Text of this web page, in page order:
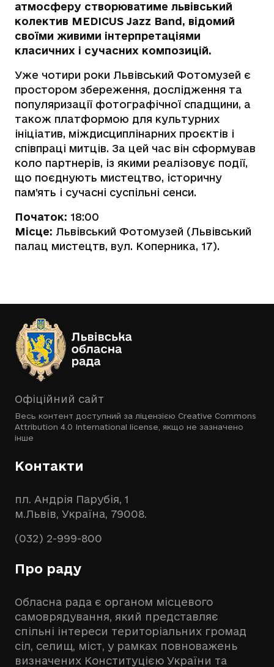
атмосферу створюватиме львівський
колектив MEDICUS Jazz Band, відомий
своїми живими інтерпретаціями
класичних і сучасних композицій.
Уже чотири роки Львівський Фотомузей є
простором збереження, дослідження та
популяризації фотографічної спадщини, а
також платформою для культурних
ініціатив, міждисциплінарних проєктів і
співпраці митців. За цей час він сформував
коло партнерів, із якими реалізовує події,
що поєднують мистецтво, історичну
пам’ять і сучасні суспільні сенси.
Початок: 18:00
Місце: Львівський Фотомузей (Львівський
палац мистецтв, вул. Коперника, 17).
Офіційний сайт
Весь контент доступний за ліцензією Creative Commons
Attribution 4.0 International license , якщо не зазначено
інше
Контакти
пл. Андрія Парубія, 1
м.Львів, Україна, 79008.
(032) 2-999-800
Про раду
Обласна рада є органом місцевого
самоврядування, який представляє
спільні інтереси територіальних громад
сіл, селищ, міст, у рамках повноважень
визначених Конституцією України та